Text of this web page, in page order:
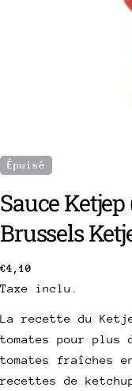
Épuisé
Sauce
Brussels
Prix
€4,10
Taxe inclu.
La recette du
tomates pour
tomates fraîches
recettes dePartager ce
Votre
Votre
email
Votre